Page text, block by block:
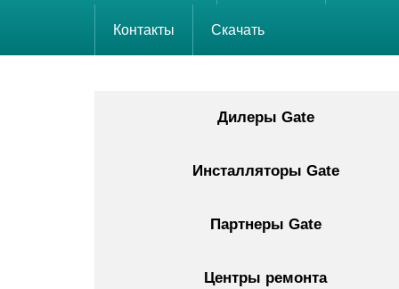
Контакты Скачать
Дилеры Gate
Инсталляторы Gate
Партнеры Gate
Центры ремонта